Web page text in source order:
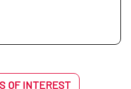
OF INTEREST